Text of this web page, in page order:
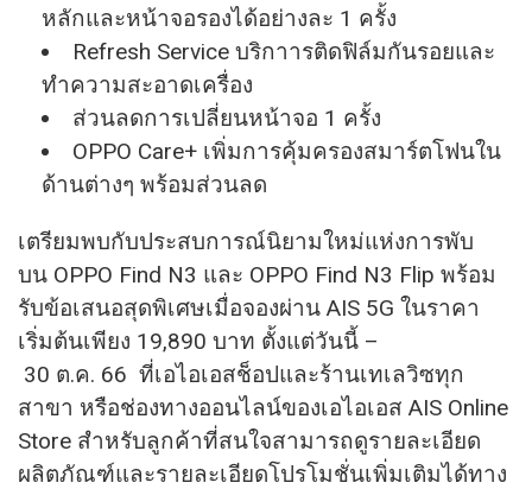
หลักและหน้าจอรองได้อย่างละ 1 ครั้ง
Refresh Service บริกาารติดฟิล์มกันรอยและ
ทำความสะอาดเครื่อง
ส่วนลดการเปลี่ยนหน้าจอ 1 ครั้ง
OPPO Care+ เพิ่มการคุ้มครองสมาร์ตโฟนใน
ด้านต่างๆ พร้อมส่วนลด
เตรียมพบกับประสบการณ์นิยามใหม่แห่งการพับ
บน OPPO Find N3 และ OPPO Find N3 Flip พร้อม
รับข้อเสนอสุดพิเศษเมื่อจองผ่าน AIS 5G ในราคา
เริ่มต้นเพียง 19,890 บาท ตั้งแต่วันนี้ –
30 ต.ค. 66 ที่เอไอเอสช็อปและร้านเทเลวิซทุก
สาขา หรือช่องทางออนไลน์ของเอไอเอส AIS Online
Store สำหรับลูกค้าที่สนใจสามารถดูรายละเอียด
ผลิตภัณฑ์และรายละเอียดโปรโมชั่นเพิ่มเติมได้ทาง